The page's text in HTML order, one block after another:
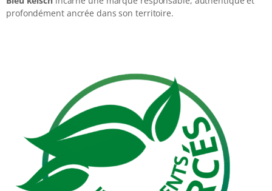
profondément ancrée dans son territoire.